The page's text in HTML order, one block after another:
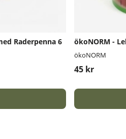
Raderpenna 6
ökoNORM -
ökoNORM
45 kr